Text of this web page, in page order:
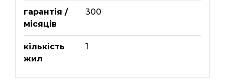
гарантія /
місяців
300
кількість
жил
1